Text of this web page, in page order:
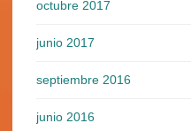
octubre 2017
junio 2017
septiembre 2016
junio 2016